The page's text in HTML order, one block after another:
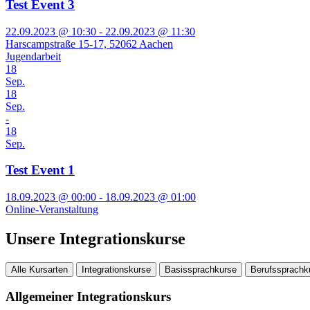
Test Event 3
22.09.2023 @ 10:30 - 22.09.2023 @ 11:30
Harscampstraße 15-17, 52062 Aachen
Jugendarbeit
18
Sep.
18
Sep.
-
18
Sep.
Test Event 1
18.09.2023 @ 00:00 - 18.09.2023 @ 01:00
Online-Veranstaltung
Unsere Integrationskurse
Alle Kursarten Integrationskurse Basissprachkurse
Allgemeiner Integrationskurs